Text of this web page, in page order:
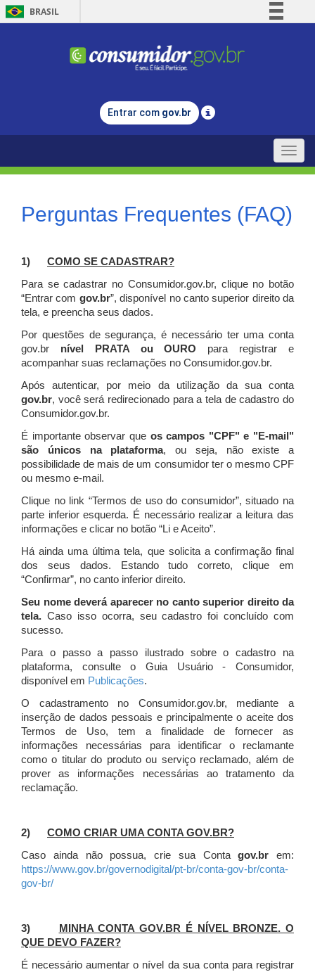
BRASIL
Comunica BR
Legislação
Entrar com gov.br
Toggle
Perguntas Frequentes (FAQ)
1) COMO SE CADASTRAR?
Para se cadastrar no Consumidor.gov.br, clique no botão
“Entrar com gov.br”, disponível no canto superior direito da
tela, e preencha seus dados.
Por questões de segurança, é necessário ter uma conta
gov.br nível PRATA ou OURO para registrar e
acompanhar suas reclamações no Consumidor.gov.br.
Após autenticar, por meio da utilização da sua conta
gov.br, você será redirecionado para a tela de cadastro do
Consumidor.gov.br.
É importante observar que os campos "CPF" e "E-mail"
são únicos na plataforma, ou seja, não existe a
possibilidade de mais de um consumidor ter o mesmo CPF
ou mesmo e-mail.
Clique no link “Termos de uso do consumidor”, situado na
parte inferior esquerda. É necessário realizar a leitura das
informações e clicar no botão “Li e Aceito”.
Há ainda uma última tela, que solicita a confirmação final
dos seus dados. Estando tudo correto, clique em
“Confirmar”, no canto inferior direito.
Seu nome deverá aparecer no canto superior direito da
tela. Caso isso ocorra, seu cadastro foi concluído com
sucesso.
Para o passo a passo ilustrado sobre o cadastro na
plataforma, consulte o Guia Usuário - Consumidor,
disponível em Publicações.
O cadastramento no Consumidor.gov.br, mediante a
inserção de dados pessoais e principalmente o aceite dos
Termos de Uso, tem a finalidade de fornecer as
informações necessárias para identificar o reclamante
como o titular do produto ou serviço reclamado, além de
prover as informações necessárias ao tratamento da
reclamação.
2) COMO CRIAR UMA CONTA GOV.BR?
Caso ainda não possua, crie sua Contagov.br em:
https://www.gov.br/governodigital/pt-br/conta-gov-br/conta-
gov-br/
3)
MINHA CONTA GOV.BR É NÍVEL BRONZE. O
QUE DEVO FAZER?
É necessário aumentar o nível da sua conta para registrar